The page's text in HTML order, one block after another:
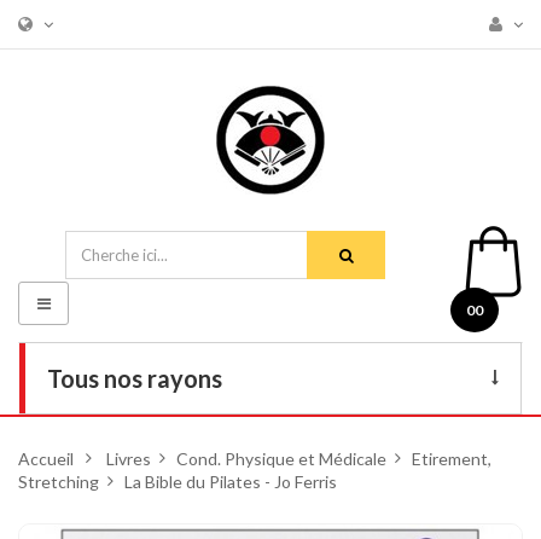
00
Tous nos rayons
DVD
Armes
Basculer
la
navigation
Accueil > Livres > Cond. Physique et Médicale > Etirement,
Stretching > La Bible du Pilates - Jo Ferris